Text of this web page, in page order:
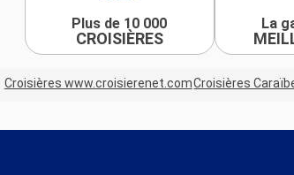
Plus de 10 000
CROISIÈRES
La
Croisières www.croisierenet.comCroisières